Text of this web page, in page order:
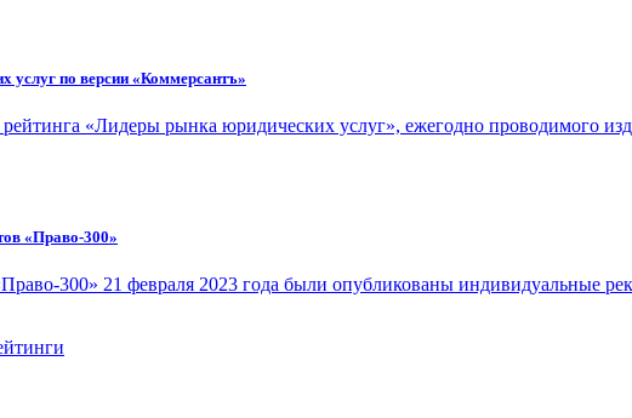
услуг по версии «Коммерсантъ»
«Лидеры рынка юридических услуг», ежегодно проводимого
«Право-300»
300» 21 февраля 2023 года были опубликованы индивидуальные